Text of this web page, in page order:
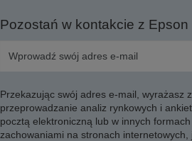
Pozostań w kontakcie z Epson
Przekazując swój adres e-mail, wyrażasz
przeprowadzanie analiz rynkowych i
pocztą elektroniczną lub w innych
zachowaniami na stronach internetowych,